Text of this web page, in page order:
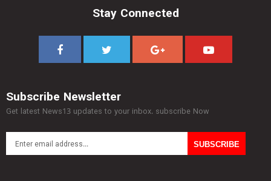
Stay Connected
Subscribe Newsletter
Get latest News13 updates to your inbox. subscribe Now